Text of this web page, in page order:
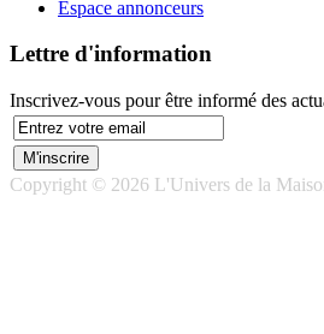
Espace annonceurs
Lettre d'information
Inscrivez-vous pour être informé des
Copyright © 2026 L'Univers de la